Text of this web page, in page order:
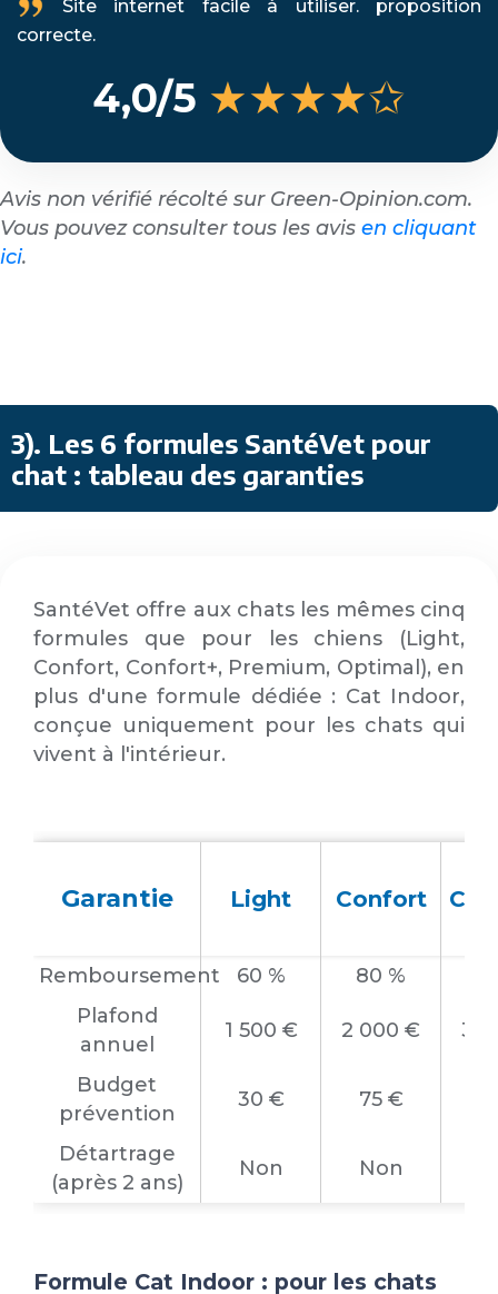
Site internet facile à utiliser. proposition
correcte.
4,0/5 ★★★★✩
Avis non vérifié récolté sur Green-Opinion.com.
Vous pouvez consulter tous les avis en cliquant
ici.
3). Les 6 formules SantéVet pour
chat : tableau des garanties
SantéVet offre aux chats les mêmes cinq
formules que pour les chiens (Light,
Confort, Confort+, Premium, Optimal), en
plus d'une formule dédiée : Cat Indoor,
conçue uniquement pour les chats qui
vivent à l'intérieur.
Garantie Light Confort
Remboursement 60 % 80 %
Plafond
annuel
1 500 € 2 000 € 3
Budget
prévention
30 € 75 €
Détartrage
(après 2 ans)
Non Non
Formule Cat Indoor : pour les chats